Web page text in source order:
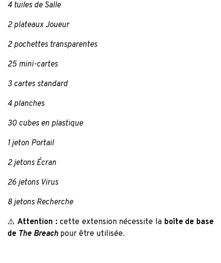
4 tuiles de Salle
2 plateaux Joueur
2 pochettes transparentes
25 mini-cartes
3 cartes standard
4 planches
30 cubes en plastique
1 jeton Portail
2 jetons Écran
26 jetons Virus
8 jetons Recherche
⚠️Attention : cette extension nécessite la boîte de base
de The Breach pour être utilisée.